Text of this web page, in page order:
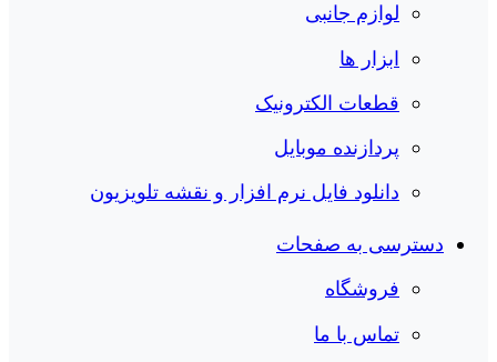
لوازم جانبی
ابزار ها
قطعات الکترونیک
پردازنده موبایل
دانلود فایل نرم افزار و نقشه تلویزیون
دسترسی به صفحات
فروشگاه
تماس با ما